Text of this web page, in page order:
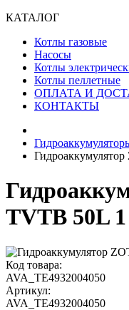
КАТАЛОГ
Котлы газовые
Насосы
Котлы
Котлы пеллетные
ОПЛАТА И
КОНТАКТЫ
TVTB 50L 1
Код товара:
AVA_TE4932004050
Артикул:
AVA_TE4932004050